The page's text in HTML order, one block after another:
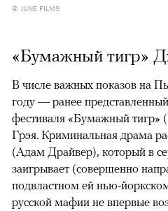
© JUNE FILMS
«Бумажный тигр»
В числе важных показов на
году — ранее
фестиваля «Бумажный тигр»
Грэя. Криминальная драма
(Адам Драйвер), который в
заигрывает (совершенно
подвластном ей нью-
русской мафии не впервые